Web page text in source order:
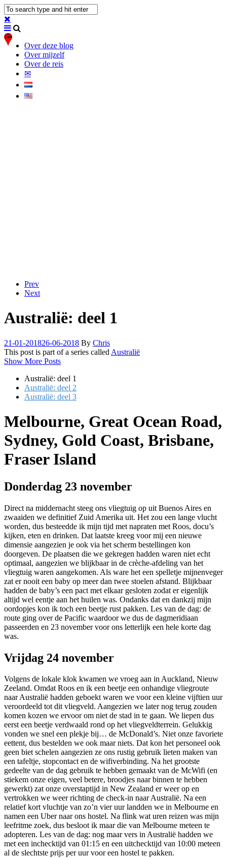
Over deze blog
Over mijzelf
Over de reis
✉
Prev
Next
Australië: deel 1
21-01-201826-06-2018 By Chris
This post is part of a series called Australië
Show More Posts
Australië: deel 1
Australië: deel 2
Australië: deel 3
Melbourne, Great Ocean Road,
Sydney, Gold Coast, Brisbane,
Fraser Island
Donderdag 23 november
Direct na middernacht steeg ons vliegtuig op uit Buenos Aires en
zwaaiden we definitief Zuid Amerika uit. Het zou een lange vlucht
worden, dus besteedde ik mijn tijd met napraten met Roos, docu’s
kijken, eten en drinken. Dat laatste kreeg voor mij een nieuwe
dimensie aangezien je ook via het scherm bestellingen kon
doorgeven. De plaatsen die we gekregen hadden waren niet echt
optimaal, aangezien we blijkbaar in de crèche-afdeling van het
vliegtuig waren aangekomen. Als ware het een spelletje mijnenveger
zat er nooit een baby op meer dan twee stoelen afstand. Blijkbaar
hadden de baby’s een pact met elkaar gesloten zodat er eigenlijk
altijd wel eentje aan het huilen was. Ondanks dat en dankzij mijn
oordopjes kon ik toch een beetje rust pakken. Les van de dag: de
route ging over de Pacific waardoor we dus de dagmeridiaan
passeerden en 23 november voor ons letterlijk een hele korte dag
was.
Vrijdag 24 november
Volgens de lokale klok kwamen we vroeg aan in Auckland, Nieuw
Zeeland. Omdat Roos en ik een beetje een onhandige vliegroute
naar Australië hadden geboekt waren we voor een kleine vijftien uur
veroordeeld tot dit vliegveld. Aangezien we later nog terug zouden
komen kozen we ervoor om niet de stad in te gaan. We liepen dus
eerst een beetje verdwaald rond op het vliegveldterrein. Gelukkig
vonden we snel een plekje bij… de McDonald’s. Niet onze favoriete
eettent, dus bestelden we ook maar niets. Dat kon het personeel ook
geen biet schelen aangezien ze ons rustig gebruik lieten maken van
een tafeltje, stopcontact en de wifiverbinding. Na het grootste
gedeelte van de dag gebruik te hebben gemaakt van de McWifi (en
stiekem onze eigen, veel betere, broodjes naar binnen te hebben
gewerkt) zat onze overstaptijd in New Zealand er weer op en
vertrokken we weer richting de check-in naar Australië. Na een
relatief kort vluchtje van zo’n vier uur landden we in Melbourne en
namen een Uber naar ons hostel. Na flink wat uren reizen was mijn
leefritme zoek, dus besloot ik maar die van Melbourne meteen te
adopteren. Les van de dag: nog maar vers in Australië hadden we
met een inchecktijd van 01:15 en een uitchecktijd van 10:00 meteen
al de slechtste prijs per uur voor een hostel te pakken.